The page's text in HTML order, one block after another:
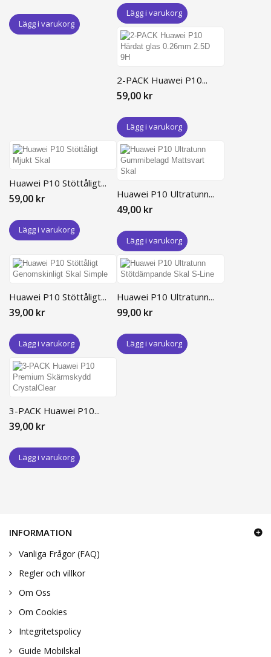
Lägg i varukorg
Lägg i varukorg
2-PACK Huawei P10...
59,00 kr
Lägg i varukorg
Huawei P10 Stöttåligt...
59,00 kr
Lägg i varukorg
Huawei P10 Ultratunn...
49,00 kr
Lägg i varukorg
Huawei P10 Stöttåligt...
39,00 kr
Lägg i varukorg
Huawei P10 Ultratunn...
99,00 kr
Lägg i varukorg
3-PACK Huawei P10...
39,00 kr
Lägg i varukorg
INFORMATION
Vanliga Frågor (FAQ)
Regler och villkor
Om Oss
Om Cookies
Integritetspolicy
Guide Mobilskal